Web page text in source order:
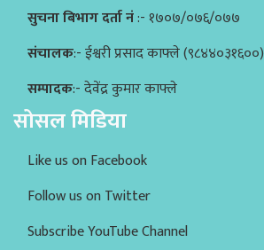
सुचना बिभाग दर्ता नं:- १७०७/०७६/०७७
संचालक:- ईश्वरी प्रसाद काफ्ले (९८४४०३१६००)
सम्पादक:- देवेंद्र कुमार काफ्ले
सोसल मिडिया
Like us on Facebook
Follow us on Twitter
Subscribe YouTube Channel